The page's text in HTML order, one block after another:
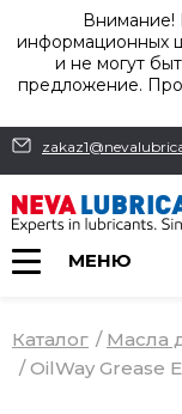
Внимание!
информационных
и не могут
предложение.
МЕНЮ
Каталог / Масла
/ OilWay Grease